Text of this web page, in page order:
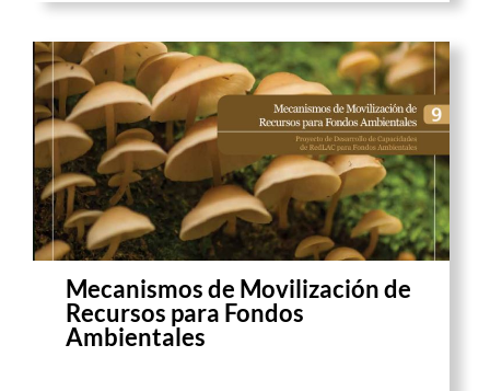
Mecanismos de Movilización de
Recursos para Fondos
Ambientales